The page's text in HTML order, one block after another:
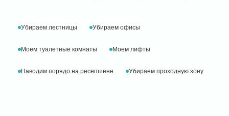
Убираем лестницы Убираем офисы
Моем туалетные комнаты Моем лифты
Наводим порядо на ресепшене Убираем проходную зону